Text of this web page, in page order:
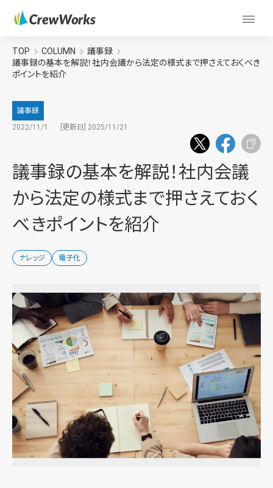
TOP COLUMN
議事録
議事録の基本を解説！社内会議から法定の様式まで押さえておくべき
ポイントを紹介
議事録
2022/11/1
[更新日] 2025/11/21
議事録の基本を解説！社内会議
から法定の様式まで押さえておく
べきポイントを紹介
ナレッジ 電子化